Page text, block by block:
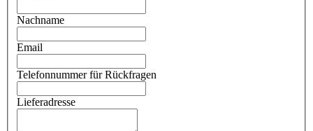
Nachname
Email
Telefonnummer für Rückfragen
Lieferadresse